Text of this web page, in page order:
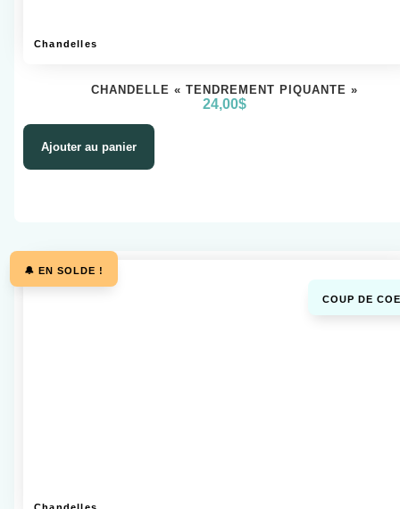
Chandelles
CHANDELLE « TENDREMENT PIQUANTE »
24,00$
Ajouter au panier
COUP DE
🔔 EN SOLDE !